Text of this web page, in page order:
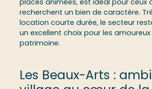
places animées, est idéal pour ceux
recherchent un bien de caractère.
location courte durée, le secteur
un excellent choix pour les
patrimoine.
Les Beaux-Arts :